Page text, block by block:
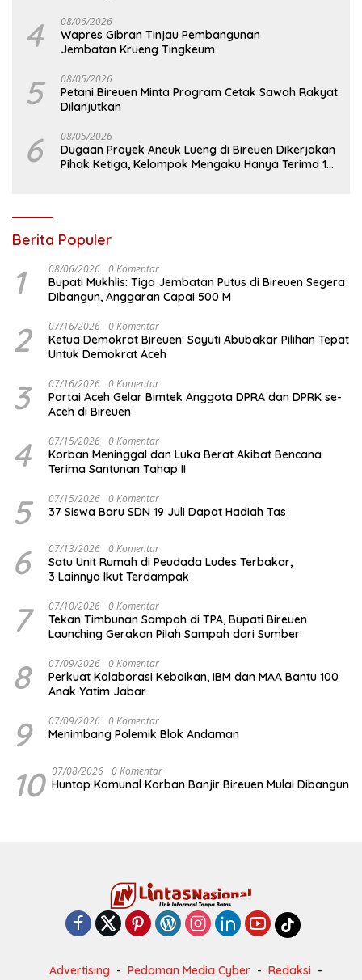
4 08/06/2026
Wapres Gibran Tinjau Pembangunan
Jembatan Krueng Tingkeum
5 08/05/2026
Petani Bireuen Minta Program Cetak Sawah Rakyat
Dilanjutkan
6 08/05/2026
Dugaan Proyek Aneuk Lueng di Bireuen Dikerjakan
Pihak Ketiga, Kelompok Mengaku Hanya Terima 10
Berita Populer
1 08/06/2026 0 Komentar
Bupati Mukhlis: Tiga Jembatan Putus di Bireuen Segera
Dibangun, Anggaran Capai 500 M
2 07/16/2026 0 Komentar
Ketua Demokrat Bireuen: Sayuti Abubakar Pilihan Tepat
Untuk Demokrat Aceh
3 07/16/2026 0 Komentar
Partai Aceh Gelar Bimtek Anggota DPRA dan DPRK se-
Aceh di Bireuen
4 07/15/2026 0 Komentar
Korban Meninggal dan Luka Berat Akibat Bencana
Terima Santunan Tahap II
5 07/15/2026 0 Komentar
37 Siswa Baru SDN 19 Juli Dapat Hadiah Tas
6 07/13/2026 0 Komentar
Satu Unit Rumah di Peudada Ludes Terbakar,
3 Lainnya Ikut Terdampak
7 07/10/2026 0 Komentar
Tekan Timbunan Sampah di TPA, Bupati Bireuen
Launching Gerakan Pilah Sampah dari Sumber
8 07/09/2026 0 Komentar
Perkuat Kolaborasi Kebaikan, IBM dan MAA Bantu 100
Anak Yatim Jabar
9 07/09/2026 0 Komentar
Menimbang Polemik Blok Andaman
10 07/08/2026 0 Komentar
Huntap Komunal Korban Banjir Bireuen Mulai Dibangun
Advertising Pedoman Media Cyber Redaksi